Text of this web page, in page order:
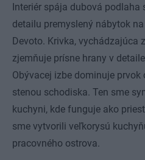
Interiér spája dubová podlaha
detailu premyslený nábytok
Devoto. Krivka, vychádzajúca
zjemňuje prísne hrany v
Obývacej izbe dominuje prvok
stenou schodiska. Ten sme
kuchyni, kde funguje ako
sme vytvorili veľkorysú
pracovného ostrova.